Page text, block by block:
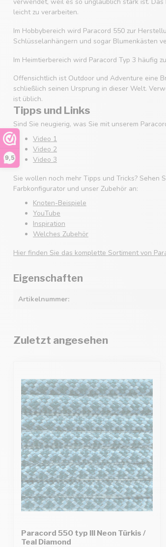
9,5
leicht zu verarbeiten.
Im Hobbybereich wird Paracord 550 zur
Schlüsselanhängern und sogar Blumenkästen
Im Heimtierbereich wird Paracord Typ 3 häufig
Offensichtlich ist Outdoor und Adventure eine
schließlich seinen Ursprung in dieser Welt.
ist üblich.
Tipps und Links
Sind Sie neugierig, was Sie mit unserem
Video 1
Video 2
Video 3
Sie wollen noch mehr Tipps und Tricks? Sehen
Farbkonfigurator und unser Zubehör an:
Knoten-Beispiele
YouTube
Inspiration
Welches Zubehör
Hier finden Sie das komplette Sortiment von
Eigenschaften
Artikelnummer:
Zuletzt angesehen
Paracord 550 typ III Neon Türkis /
Teal Diamond